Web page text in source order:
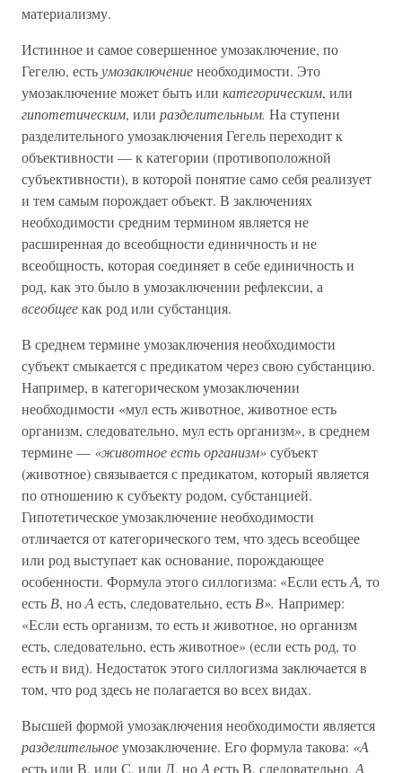
материализму.
Истинное и самое совершенное умозаключение, по
Гегелю, естьумозаключениенеобходимости. Это
умозаключение может быть или категорическим, или
гипотетическим, или разделительным. На ступени
разделительного умозаключения Гегель переходит к
объективности — к категории (противоположной
субъективности), в которой понятие само себя реализует
и тем самым порождает объект. В заключениях
необходимости средним термином является не
расширенная до всеобщности единичность и не
всеобщность, которая соединяет в себе единичность и
род, как это было в умозаключении рефлексии, а
всеобщеекак род или субстанция.
В среднем термине умозаключения необходимости
субъект смыкается с предикатом через свою субстанцию.
Например, в категорическом умозаключении
необходимости «мул есть животное, животное есть
организм, следовательно, мул есть организм», в среднем
термине — «животное есть организм»субъект
(животное) связывается с предикатом, который является
по отношению к субъекту родом, субстанцией.
Гипотетическое умозаключение необходимости
отличается от категорического тем, что здесь всеобщее
или род выступает как основание, порождающее
особенности. Формула этого силлогизма: «Если естьА, то
есть В, ноА есть, следовательно, есть В». Например:
«Если есть организм, то есть и животное, но организм
есть, следовательно, есть животное» (если есть род, то
есть и вид). Недостаток этого силлогизма заключается в
том, что род здесь не полагается во всех видах.
Высшей формой умозаключения необходимости является
разделительноеумозаключение. Его формула такова: «А
есть или В, или С, или Д, ноА есть В, следовательно, А